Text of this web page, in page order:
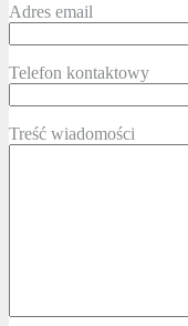
Adres email
Telefon kontaktowy
Treść wiadomości